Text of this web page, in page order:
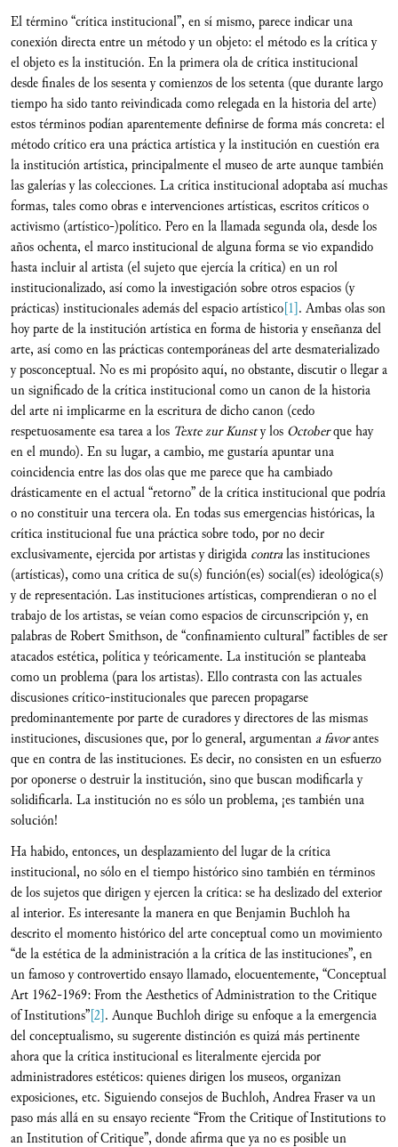
El término “crítica institucional”, en sí mismo, parece indicar una
conexión directa entre un método y un objeto: el método es la crítica y
el objeto es la institución. En la primera ola de crítica institucional
desde finales de los sesenta y comienzos de los setenta (que durante largo
tiempo ha sido tanto reivindicada como relegada en la historia del arte)
estos términos podían aparentemente definirse de forma más concreta: el
método crítico era una práctica artística y la institución en cuestión era
la institución artística, principalmente el museo de arte aunque también
las galerías y las colecciones. La crítica institucional adoptaba así muchas
formas, tales como obras e intervenciones artísticas, escritos críticos o
activismo (artístico-)político. Pero en la llamada segunda ola, desde los
años ochenta, el marco institucional de alguna forma se vio expandido
hasta incluir al artista (el sujeto que ejercía la crítica) en un rol
institucionalizado, así como la investigación sobre otros espacios (y
prácticas) institucionales además del espacio artístico[1]. Ambas olas son
hoy parte de la institución artística en forma de historia y enseñanza del
arte, así como en las prácticas contemporáneas del arte desmaterializado
y posconceptual. No es mi propósito aquí, no obstante, discutir o llegar a
un significado de la crítica institucional como un canon de la historia
del arte ni implicarme en la escritura de dicho canon (cedo
respetuosamente esa tarea a los Texte zur Kunsty los Octoberque hay
en el mundo). En su lugar, a cambio, me gustaría apuntar una
coincidencia entre las dos olas que me parece que ha cambiado
drásticamente en el actual “retorno” de la crítica institucional que podría
o no constituir una tercera ola. En todas sus emergencias históricas, la
crítica institucional fue una práctica sobre todo, por no decir
exclusivamente, ejercida por artistas y dirigida contralas instituciones
(artísticas), como una crítica de su(s) función(es) social(es) ideológica(s)
y de representación. Las instituciones artísticas, comprendieran o no el
trabajo de los artistas, se veían como espacios de circunscripción y, en
palabras de Robert Smithson, de “confinamiento cultural” factibles de ser
atacados estética, política y teóricamente. La institución se planteaba
como un problema (para los artistas). Ello contrasta con las actuales
discusiones crítico-institucionales que parecen propagarse
predominantemente por parte de curadores y directores de las mismas
instituciones, discusiones que, por lo general, argumentan a favorantes
que en contra de las instituciones. Es decir, no consisten en un esfuerzo
por oponerse o destruir la institución, sino que buscan modificarla y
solidificarla. La institución no es sólo un problema, ¡es también una
solución!
Ha habido, entonces, un desplazamiento del lugar de la crítica
institucional, no sólo en el tiempo histórico sino también en términos
de los sujetos que dirigen y ejercen la crítica: se ha deslizado del exterior
al interior. Es interesante la manera en que Benjamin Buchloh ha
descrito el momento histórico del arte conceptual como un movimiento
“de la estética de la administración a la crítica de las instituciones”, en
un famoso y controvertido ensayo llamado, elocuentemente, “Conceptual
Art 1962-1969: From the Aesthetics of Administration to the Critique
of Institutions”[2]. Aunque Buchloh dirige su enfoque a la emergencia
del conceptualismo, su sugerente distinción es quizá más pertinente
ahora que la crítica institucional es literalmente ejercida por
administradores estéticos: quienes dirigen los museos, organizan
exposiciones, etc. Siguiendo consejos de Buchloh, Andrea Fraser va un
paso más allá en su ensayo reciente “From the Critique of Institutions to
an Institution of Critique”, donde afirma que ya no es posible un